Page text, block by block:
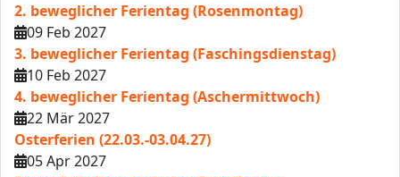
2. beweglicher Ferientag (Rosenmontag)
09 Feb 2027
3. beweglicher Ferientag (Faschingsdienstag)
10 Feb 2027
4. beweglicher Ferientag (Aschermittwoch)
22 Mär 2027
Osterferien (22.03.-03.04.27)
05 Apr 2027